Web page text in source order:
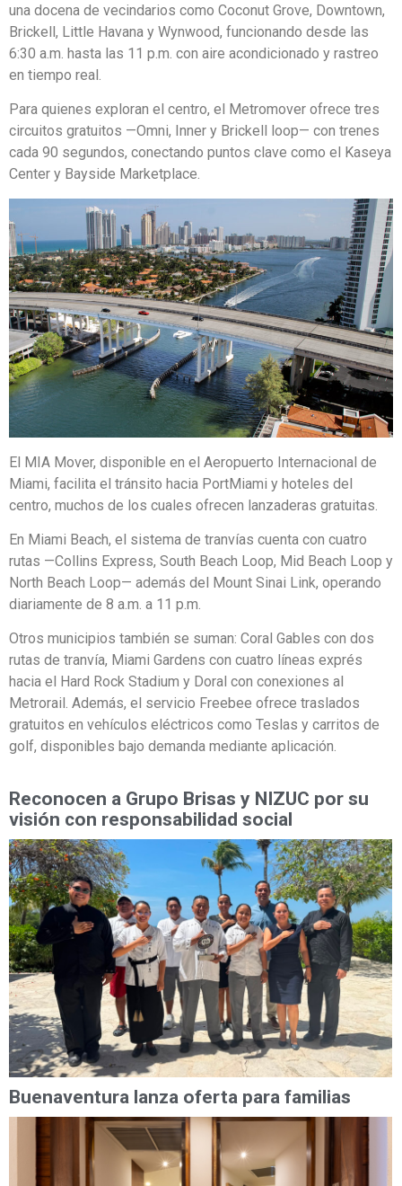
una docena de vecindarios como Coconut Grove, Downtown,
Brickell, Little Havana y Wynwood, funcionando desde las
6:30 a.m. hasta las 11 p.m. con aire acondicionado y rastreo
en tiempo real.
Para quienes exploran el centro, el Metromover ofrece tres
circuitos gratuitos —Omni, Inner y Brickell loop— con trenes
cada 90 segundos, conectando puntos clave como el Kaseya
Center y Bayside Marketplace.
El MIA Mover, disponible en el Aeropuerto Internacional de
Miami, facilita el tránsito hacia PortMiami y hoteles del
centro, muchos de los cuales ofrecen lanzaderas gratuitas.
En Miami Beach, el sistema de tranvías cuenta con cuatro
rutas —Collins Express, South Beach Loop, Mid Beach Loop y
North Beach Loop— además del Mount Sinai Link, operando
diariamente de 8 a.m. a 11 p.m.
Otros municipios también se suman: Coral Gables con dos
rutas de tranvía, Miami Gardens con cuatro líneas exprés
hacia el Hard Rock Stadium y Doral con conexiones al
Metrorail. Además, el servicio Freebee ofrece traslados
gratuitos en vehículos eléctricos como Teslas y carritos de
golf, disponibles bajo demanda mediante aplicación.
Reconocen a Grupo Brisas y NIZUC por su
visión con responsabilidad social
Buenaventura lanza oferta para familias